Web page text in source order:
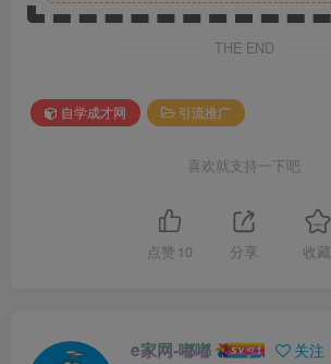
THE END
自学成才网 引流推广
喜欢就支持一下吧
点赞 10 分享 收藏
e家网-嘟嘟 关注